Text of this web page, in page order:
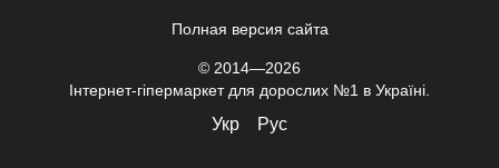
Полная версия сайта
© 2014—2026
Інтернет-гіпермаркет для дорослих №1 в Україні.
Укр Рус